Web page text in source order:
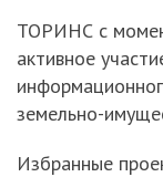
ТОРИНС с
активное
земельно-
Избранные